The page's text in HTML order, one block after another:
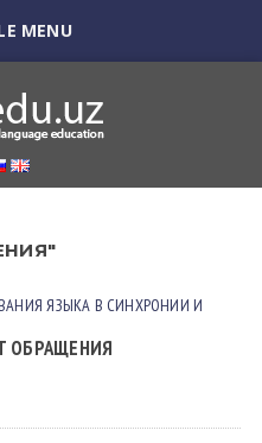
MENU
ЯЗЫКА В СИНХРОНИИ И
ОБРАЩЕНИЯ